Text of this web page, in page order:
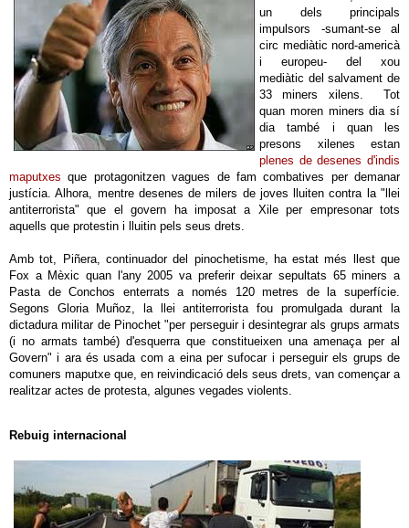
un dels principals
impulsors -sumant-se al
circ mediàtic nord-americà
i europeu- del xou
mediàtic del salvament de
33 miners xilens. Tot
quan moren miners dia sí
dia també i quan les
presons xilenes estan
plenes de desenes d'indis
maputxes que protagonitzen vagues de fam combatives per demanar
justícia. Alhora, mentre desenes de milers de joves lluiten contra la "llei
antiterrorista" que el govern ha imposat a Xile per empresonar tots
aquells que protestin i lluitin pels seus drets.
Amb tot, Piñera, continuador del pinochetisme, ha estat més llest que
Fox a Mèxic quan l'any 2005 va preferir deixar sepultats 65 miners a
Pasta de Conchos enterrats a només 120 metres de la superfície.
Segons Gloria Muñoz, la llei antiterrorista fou promulgada durant la
dictadura militar de Pinochet "per perseguir i desintegrar als grups armats
(i no armats també) d'esquerra que constitueixen una amenaça per al
Govern" i ara és usada com a eina per sufocar i perseguir els grups de
comuners maputxe que, en reivindicació dels seus drets, van començar a
realitzar actes de protesta, algunes vegades violents.
Rebuig internacional